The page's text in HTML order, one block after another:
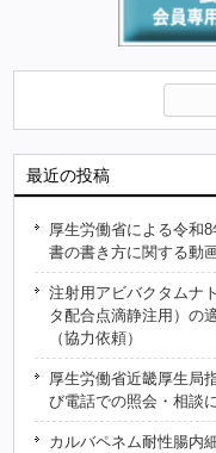
最近の投稿
厚生労働省による令和
書の書き方に関する動
注射用アビバクタムナ
タ配合点滴静注用）の
（協力依頼）
厚生労働省近畿厚生局
び電話での照会・相談
カルバペネム耐性腸内